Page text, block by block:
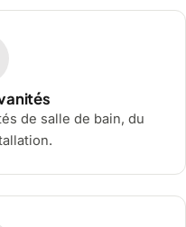
de salle de bain, du